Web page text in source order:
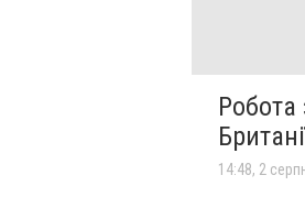
Робота
14:48, 2